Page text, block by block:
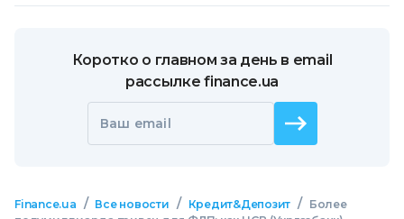
Коротко о главном за день в email
рассылке finance.ua
Ваш email
Finance.ua / Все новости / Кредит&Депозит /
Более